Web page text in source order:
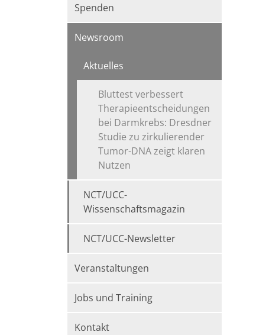
Spenden
Newsroom
Aktuelles
Bluttest verbessert
Therapieentscheidungen
bei Darmkrebs: Dresdner
Studie zu zirkulierender
Tumor-DNA zeigt klaren
Nutzen
NCT/UCC-
Wissenschaftsmagazin
NCT/UCC-Newsletter
Veranstaltungen
Jobs und Training
Kontakt